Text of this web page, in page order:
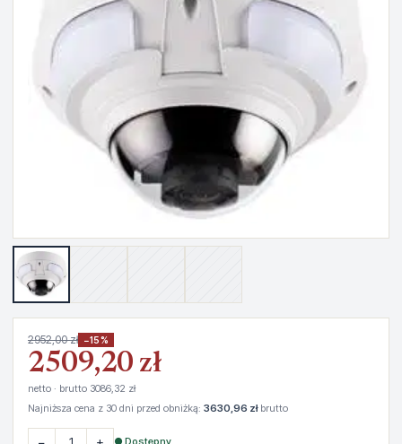
2952,00 zł −15%
2509,20 zł
netto · brutto 3086,32 zł
Najniższa cena z 30 dni przed obniżką: 3630,96 złbrutto